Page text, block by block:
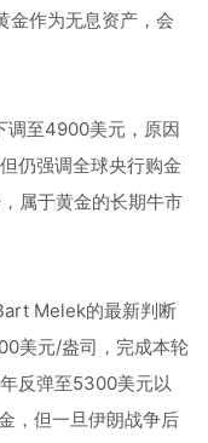
金作为无息资产，会
调至4900美元，原因
仍强调全球央行购金
属于黄金的长期牛市
Melek的最新判断
美元/盎司，完成本轮
反弹至5300美元以
，但一旦伊朗战争后